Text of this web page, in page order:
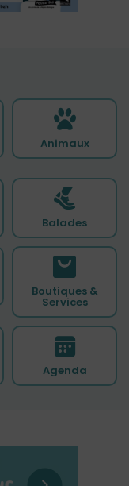
Animaux
Balades
Boutiques &
Services
Agenda